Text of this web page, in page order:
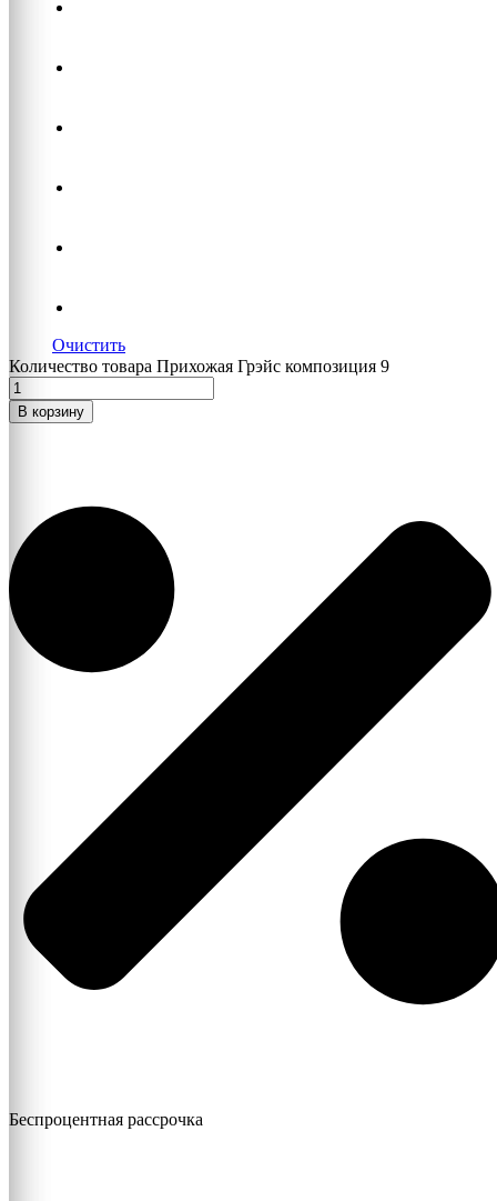
Очистить
Количество товара Прихожая Грэйс композиция 9
В корзину
Беспроцентная рассрочка